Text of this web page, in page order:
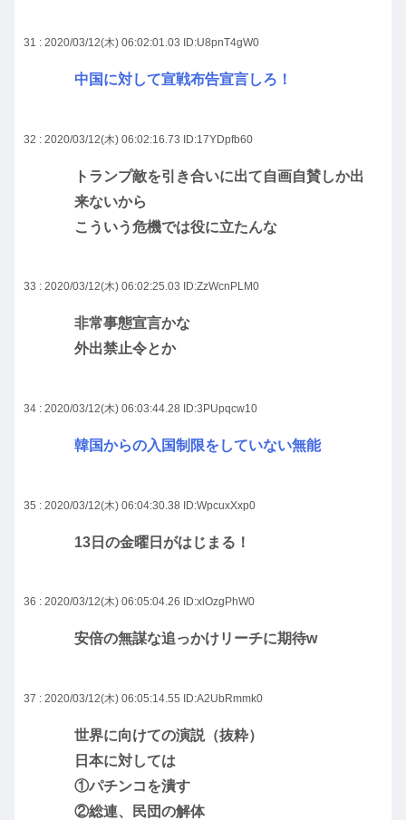
31 : 2020/03/12(木) 06:02:01.03 ID:U8pnT4gW0
中国に対して宣戦布告宣言しろ！
32 : 2020/03/12(木) 06:02:16.73 ID:17YDpfb60
トランプ敵を引き合いに出て自画自賛しか出
来ないから
こういう危機では役に立たんな
33 : 2020/03/12(木) 06:02:25.03 ID:ZzWcnPLM0
非常事態宣言かな
外出禁止令とか
34 : 2020/03/12(木) 06:03:44.28 ID:3PUpqcw10
韓国からの入国制限をしていない無能
35 : 2020/03/12(木) 06:04:30.38 ID:WpcuxXxp0
13日の金曜日がはじまる！
36 : 2020/03/12(木) 06:05:04.26 ID:xlOzgPhW0
安倍の無謀な追っかけリーチに期待w
37 : 2020/03/12(木) 06:05:14.55 ID:A2UbRmmk0
世界に向けての演説（抜粋）
日本に対しては
①パチンコを潰す
②総連、民団の解体